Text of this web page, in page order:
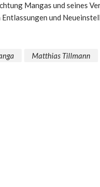
Mangas und seines
und
Matthias Tillmann